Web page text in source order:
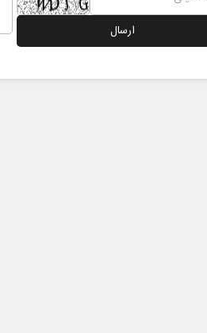
حکایت یک تاریخ و دو زندگی
نرگس خانعلی‌زاده - روزنامه‌نگار